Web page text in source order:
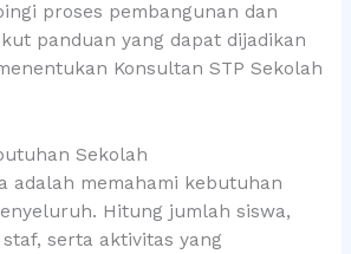
proses pembangunan dan
panduan yang dapat dijadikan
Konsultan STP Sekolah
Sekolah
adalah memahami kebutuhan
Hitung jumlah siswa,
serta aktivitas yang